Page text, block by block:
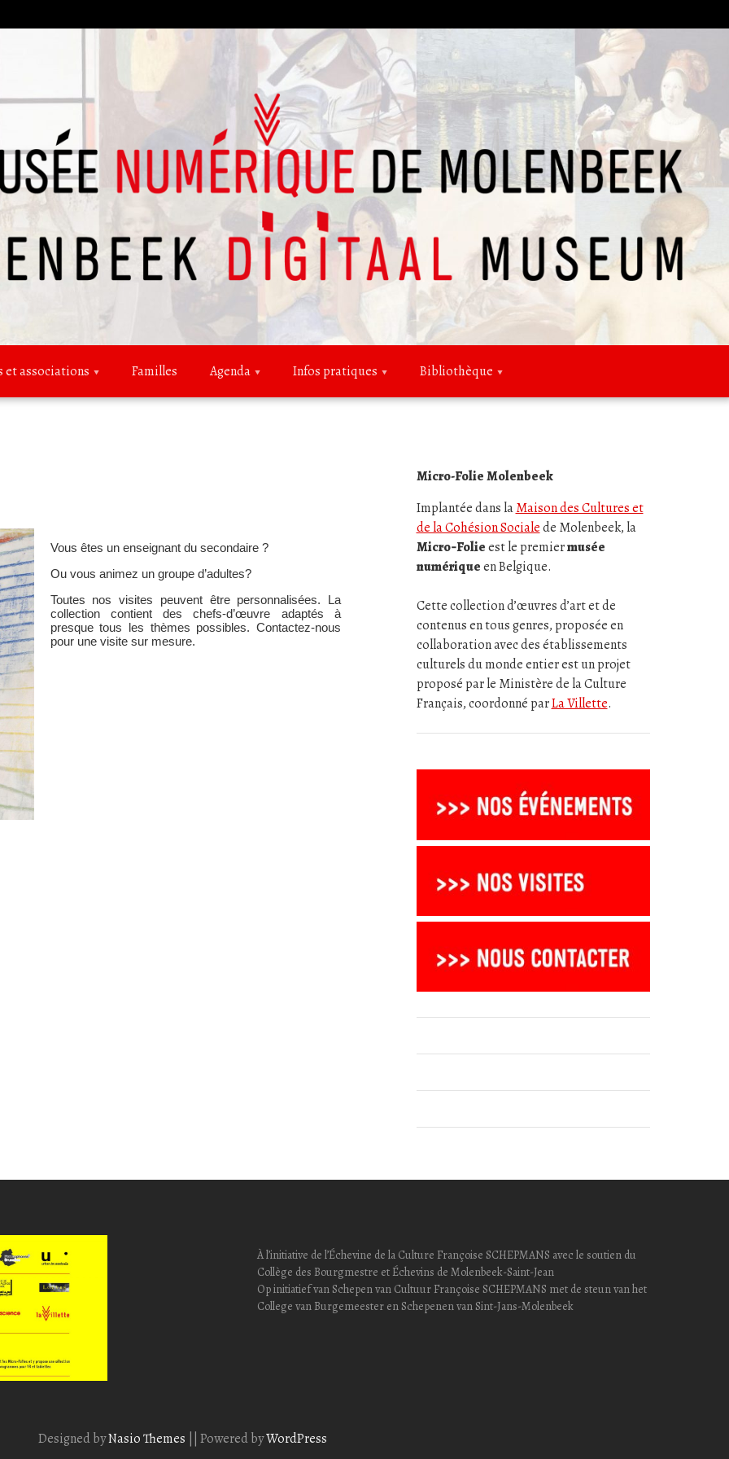
et associations Familles Agenda Infos pratiques Bibliothèque
Vous êtes un enseignant du secondaire ?
Ou vous animez un groupe d’adultes?
Toutes nos visites peuvent être personnalisées. La
collection contient des chefs-d’œuvre adaptés à
presque tous les thèmes possibles. Contactez-nous
pour une visite sur mesure.
Micro-Folie Molenbeek
Implantée dans laMaison des Cultures et
de la Cohésion Socialede Molenbeek, la
Micro‑Folieest le premiermusée
numériqueen Belgique.
Cette collection d’œuvres d’art et de
contenus en tous genres, proposée en
collaboration avec des établissements
culturels du monde entier est un projet
proposé par le Ministère de la Culture
Français, coordonné parLa Villette.
À l’initiative de l’Échevine de la Culture Françoise SCHEPMANS avec le soutien du
Collège des Bourgmestre et Échevins de Molenbeek-Saint-Jean
Op initiatief van Schepen van Cultuur Françoise SCHEPMANS met de steun van het
College van Burgemeester en Schepenen van Sint-Jans-Molenbeek
Designed byNasio Themes Powered byWordPress